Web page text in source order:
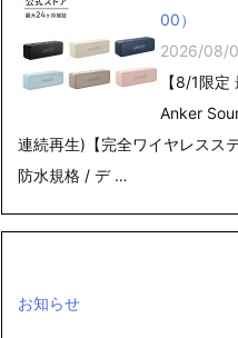
00）
2026/08/
【8/1限定
Anker
連続再生)【完全ワイヤレスス
防水規格 / デ …
お知らせ